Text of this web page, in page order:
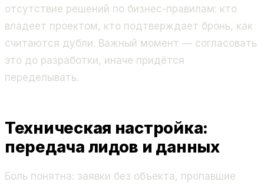
отсутствие решений по бизнес-правилам: кто
владеет проектом, кто подтверждает бронь, как
считаются дубли. Важный момент — согласовать
это до разработки, иначе придётся
переделывать.
Техническая настройка:
передача лидов и данных
Боль понятна: заявки без объекта, пропавшие